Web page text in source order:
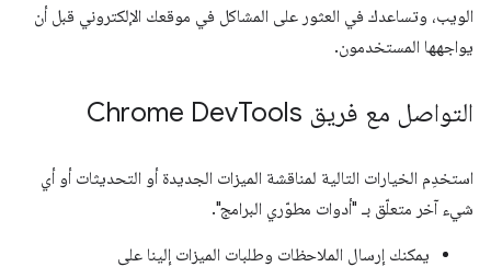
الويب، وتساعدك في العثور على المشاكل في موقعك الإلكتروني قبل أن
يواجهها المستخدمون.
التواصل مع فريق Chrome Dev Tools
استخدِم الخيارات التالية لمناقشة الميزات الجديدة أو التحديثات أو أي
شيء آخر متعلّق بـ "أدوات مطوّري البرامج".
يمكنك إرسال الملاحظات وطلبات الميزات إلينا على